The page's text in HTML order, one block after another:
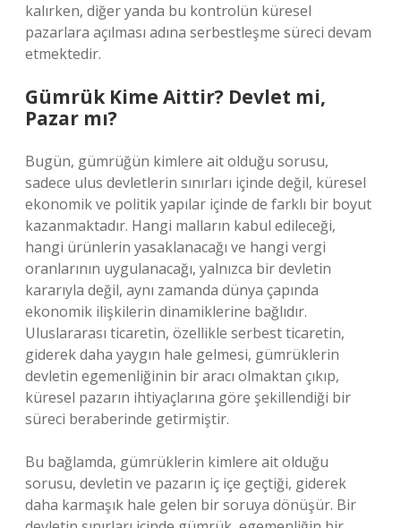
kalırken, diğer yanda bu kontrolün küresel
pazarlara açılması adına serbestleşme süreci devam
etmektedir.
Gümrük Kime Aittir? Devlet mi,
Pazar mı?
Bugün, gümrüğün kimlere ait olduğu sorusu,
sadece ulus devletlerin sınırları içinde değil, küresel
ekonomik ve politik yapılar içinde de farklı bir boyut
kazanmaktadır. Hangi malların kabul edileceği,
hangi ürünlerin yasaklanacağı ve hangi vergi
oranlarının uygulanacağı, yalnızca bir devletin
kararıyla değil, aynı zamanda dünya çapında
ekonomik ilişkilerin dinamiklerine bağlıdır.
Uluslararası ticaretin, özellikle serbest ticaretin,
giderek daha yaygın hale gelmesi, gümrüklerin
devletin egemenliğinin bir aracı olmaktan çıkıp,
küresel pazarın ihtiyaçlarına göre şekillendiği bir
süreci beraberinde getirmiştir.
Bu bağlamda, gümrüklerin kimlere ait olduğu
sorusu, devletin ve pazarın iç içe geçtiği, giderek
daha karmaşık hale gelen bir soruya dönüşür. Bir